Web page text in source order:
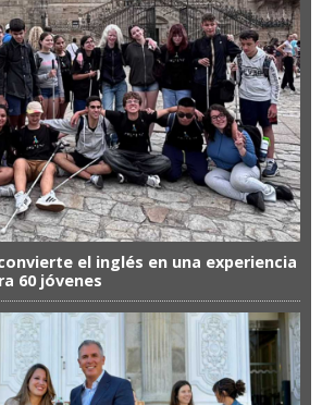
convierte el inglés en una experiencia
60 jóvenes